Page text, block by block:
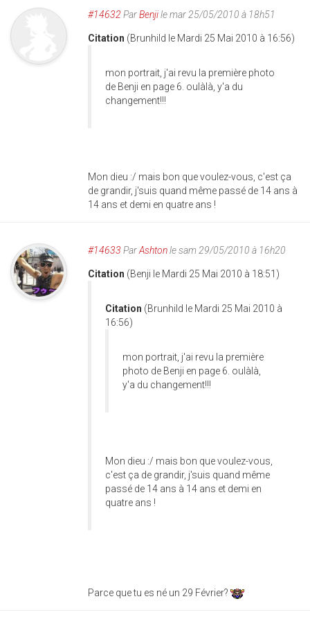
#14632 ParBenjile mar 25/05/2010 à 18h51
Citation (Brunhild le Mardi 25 Mai 2010 à 16:56)
mon portrait, j'ai revu la première photo
de Benji en page 6. oulàlà, y'a du
changement!!!
Mon dieu :/ mais bon que voulez-vous, c'est ça
de grandir, j'suis quand même passé de 14 ans à
14 ans et demi en quatre ans !
#14633 ParAshtonle sam 29/05/2010 à 16h20
Citation (Benji le Mardi 25 Mai 2010 à 18:51)
Citation (Brunhild le Mardi 25 Mai 2010 à
16:56)
mon portrait, j'ai revu la première
photo de Benji en page 6. oulàlà,
y'a du changement!!!
Mon dieu :/ mais bon que voulez-vous,
c'est ça de grandir, j'suis quand même
passé de 14 ans à 14 ans et demi en
quatre ans !
Parce que tu es né un 29 Février?